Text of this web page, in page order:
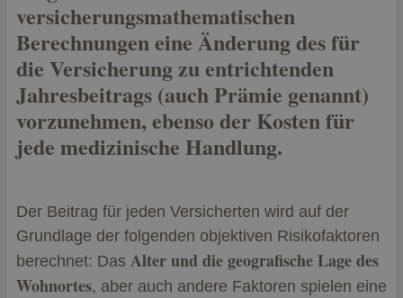
versicherungsmathematischen
Berechnungen eine Änderung des für
die Versicherung zu entrichtenden
Jahresbeitrags (auch Prämie genannt)
vorzunehmen, ebenso der Kosten für
jede medizinische Handlung.
Der Beitrag für jeden Versicherten wird auf der
Grundlage der folgenden objektiven Risikofaktoren
berechnet: Das Alter und die geografische Lage des
Wohnortes, aber auch andere Faktoren spielen eine